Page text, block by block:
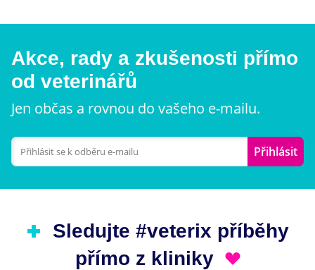
Akce, rady a zkušenosti přímo
od veterinářů
Jen občas a rovnou do vašeho e-mailu.
Přihlásit
Sledujte #veterix příběhy
přímo z kliniky